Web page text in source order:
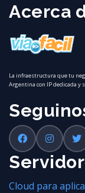
Acerca
La infraestructura que tu
Argentina con IP dedicada y
Cloud para